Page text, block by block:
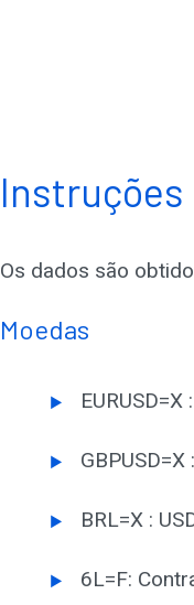
Instruções
Os dados são
Moedas
EURUSD=X
BRL=X :
6L=F: